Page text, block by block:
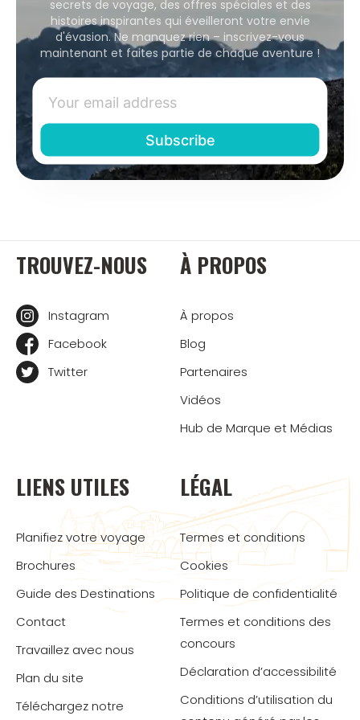
secrets de voyage, des offres spéciales et des
histoires inspirantes qui éveilleront votre envie
d'évasion. Ne manquez rien – inscrivez-vous
maintenant et faites partie de chaque aventure !
TROUVEZ-NOUS
Instagram
Facebook
Twitter
À PROPOS
À propos
Blog
Partenaires
Vidéos
Hub de Marque et Médias
LIENS UTILES
Planifiez votre voyage
Brochures
Guide des Destinations
Contact
Travaillez avec nous
Plan du site
Téléchargez notre
LÉGAL
Termes et conditions
Cookies
Politique de confidentialité
Termes et conditions des
concours
Déclaration d’accessibilité
Conditions d’utilisation du